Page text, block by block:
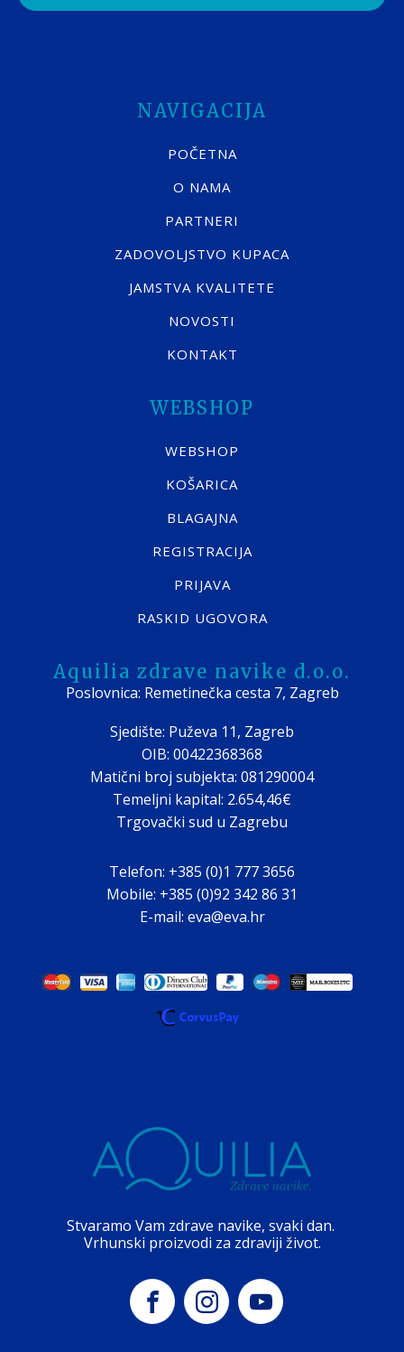
NAVIGACIJA
POČETNA
O NAMA
PARTNERI
ZADOVOLJSTVO KUPACA
JAMSTVA KVALITETE
NOVOSTI
KONTAKT
WEBSHOP
WEBSHOP
KOŠARICA
BLAGAJNA
REGISTRACIJA
PRIJAVA
RASKID UGOVORA
Aquilia zdrave navike d.o.o.
Poslovnica: Remetinečka cesta 7, Zagreb
Sjedište: Puževa 11, Zagreb
OIB: 00422368368
Matični broj subjekta: 081290004
Temeljni kapital: 2.654,46€
Trgovački sud u Zagrebu
Telefon: +385 (0)1 777 3656
Mobile: +385 (0)92 342 86 31
E-mail: eva@eva.hr
Stvaramo Vam zdrave navike, svaki dan.
Vrhunski proizvodi za zdraviji život.